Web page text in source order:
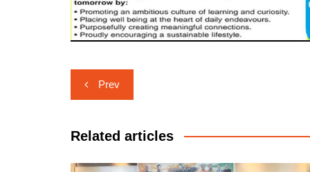
Post
navigation
Prev
Related articles